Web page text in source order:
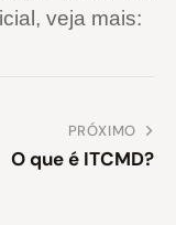
veja mais:
PRÓXIMO
O que é ITCMD?